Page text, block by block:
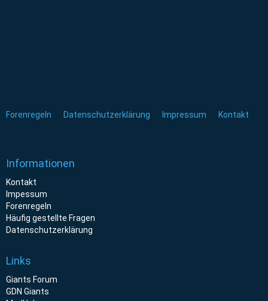
Forenregeln Datenschutzerklärung Impressum Kontakt
Informationen
Kontakt
Impessum
Forenregeln
Häufig gestellte Fragen
Datenschutzerklärung
Links
Giants Forum
GDN Giants